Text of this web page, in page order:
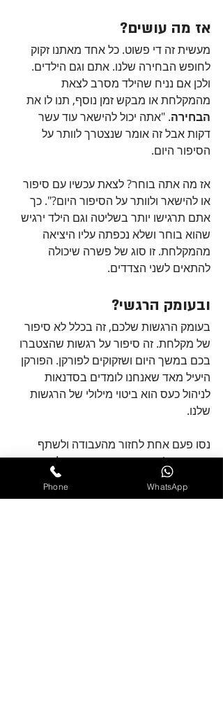
אז מה עושים?
מעשית זה די פשוט. כל אחד מאתנו זקוק
לחופש הבחירה שלנו. אתם וגם הילדים.
ולכן אם נניח שהילד מסרב לצאת
מהמקלחת או מבקש זמן נוסף, תנו לו את
הבחירה. "אתה יכול להישאר עוד עשר
דקות אבל זה אומר שנצטרך לוותר על
הסיפור היום.
אז מה אתה בוחר? לצאת עכשיו עם סיפור
או להישאר ולוותר על הסיפור היום?". כך
אתם תרגישו יותר בשליטה וגם הילד ירגיש
שהוא בוחר ושלא נכפתה עליו היציאה
מהמקלחת. זו סוג של פשרה שיכולה
להתאים לשני הצדדים.
ובעומק הרגשי?
בעומק הרגשות שלכם, זה בכלל לא סיפור
של מקלחת. זה סיפור על רגשות שהצטברו
בכם במשך היום ושזקוקים לפורקן. הפורקן
היעיל מאד שאנחנו לומדים בסדנאות
לניהול כעס הוא ביטוי מילולי של הרגשות
שלנו.
נסו פעם אחת לחזור מהעבודה ולשתף
חבר או בן/בת הזוג ביום שעבר עליכם.
מבחינה רגשית אני מתכוון. זה ירוקן חלק
גדול מההצטברות שיוצאת שם במקלחת
Phone WhatsApp